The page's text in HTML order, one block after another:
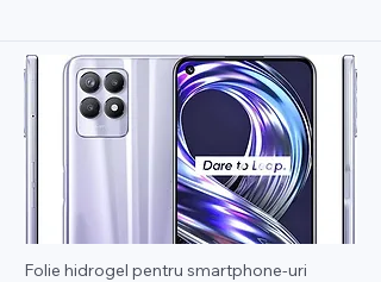
Folie hidrogel pentru smartphone-uri